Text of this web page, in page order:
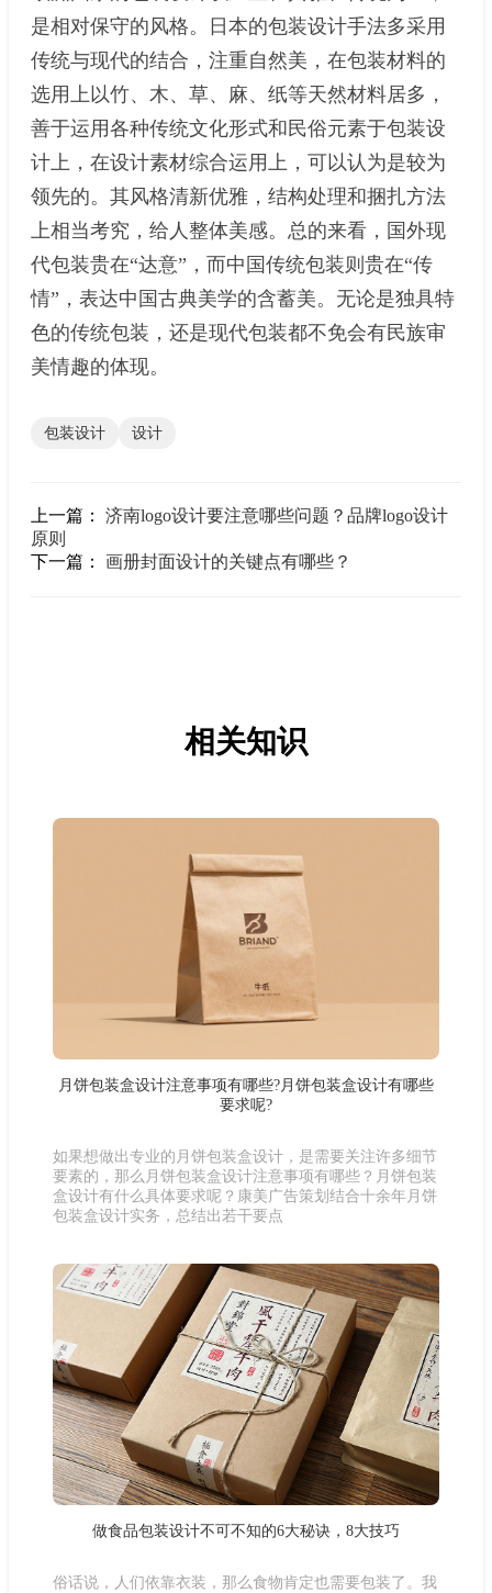
是相对保守的风格。日本的包装设计手法多采用
传统与现代的结合，注重自然美，在包装材料的
选用上以竹、木、草、麻、纸等天然材料居多，
善于运用各种传统文化形式和民俗元素于包装设
计上，在设计素材综合运用上，可以认为是较为
领先的。其风格清新优雅，结构处理和捆扎方法
上相当考究，给人整体美感。总的来看，国外现
代包装贵在“达意”，而中国传统包装则贵在“传
情”，表达中国古典美学的含蓄美。无论是独具特
色的传统包装，还是现代包装都不免会有民族审
美情趣的体现。
包装设计 设计
上一篇： 济南logo设计要注意哪些问题？品牌logo设计
原则
下一篇： 画册封面设计的关键点有哪些？
相关知识
月饼包装盒设计注意事项有哪些?月饼包装盒设计有哪些
要求呢?
如果想做出专业的月饼包装盒设计，是需要关注许多细节
要素的，那么月饼包装盒设计注意事项有哪些？月饼包装
盒设计有什么具体要求呢？康美广告策划结合十余年月饼
包装盒设计实务，总结出若干要点
做食品包装设计不可不知的6大秘诀，8大技巧
俗话说，人们依靠衣装，那么食物肯定也需要包装了。我